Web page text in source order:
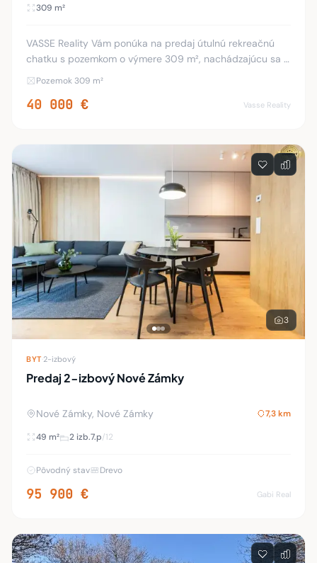
309 m²
VASSE Reality Vám ponúka na predaj útulnú rekreačnú
chatku s pozemkom o výmere 309 m², nachádzajúcu sa v
pokojnej záhradkárskej oblasti Svit pri Nových Zámkoch.
Pozemok 309 m²
40 000 € Vasse Reality
3
BYT· 2-izbový
Predaj 2-izbový Nové Zámky
Nové Zámky, Nové Zámky 7,3 km
49 m² 2 izb.7.p/12
Pôvodný stav Drevo
95 900 € Gabi Real